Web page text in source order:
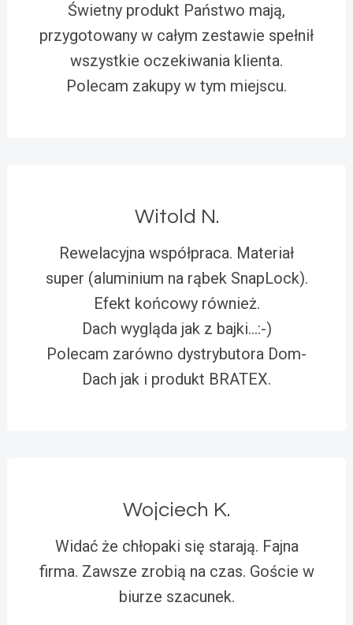
Świetny produkt Państwo mają,
przygotowany w całym zestawie spełnił
wszystkie oczekiwania klienta.
Polecam zakupy w tym miejscu.
Witold N.
Rewelacyjna współpraca. Materiał
super (aluminium na rąbek SnapLock).
Efekt końcowy również.
Dach wygląda jak z bajki…:-)
Polecam zarówno dystrybutora Dom-
Dach jak i produkt BRATEX.
Wojciech K.
Widać że chłopaki się starają. Fajna
firma. Zawsze zrobią na czas. Goście w
biurze szacunek.